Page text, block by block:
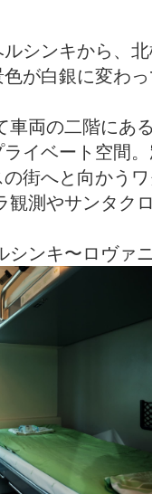
シンキから、
が白銀に変わ
車両の二階にあ
イベート空間
街へと向かう
観測やサンタク
シンキ〜ロヴァ